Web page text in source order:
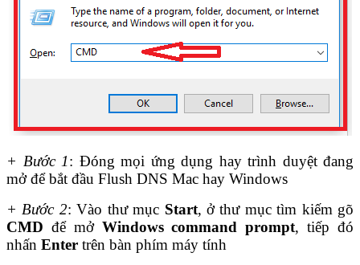
+ Bước 1: Đóng mọi ứng dụng hay trình duyệt đang
mở để bắt đầu Flush DNS Mac hay Windows
+ Bước 2: Vào thư mục Start, ở thư mục tìm kiếm gõ
CMD để mở Windows command prompt, tiếp đó
nhấn Enter trên bàn phím máy tính